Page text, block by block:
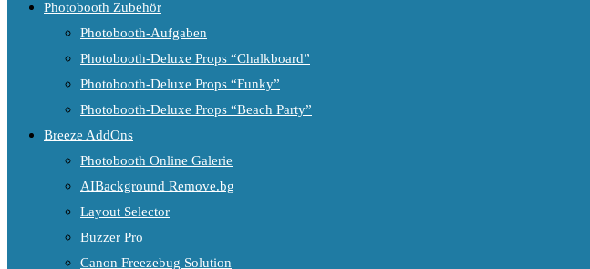
Photobooth Zubehör
Photobooth-Aufgaben
Photobooth-Deluxe Props “Chalkboard”
Photobooth-Deluxe Props “Funky”
Photobooth-Deluxe Props “Beach Party”
Breeze AddOns
Photobooth Online Galerie
AIBackground Remove.bg
Layout Selector
Buzzer Pro
Canon Freezebug Solution